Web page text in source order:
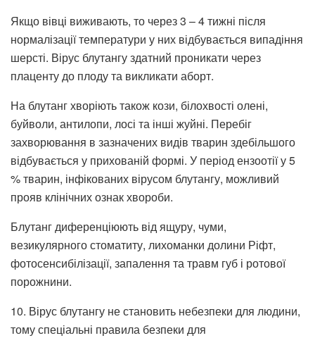
Якщо вівці виживають, то через 3 – 4 тижні після
нормалізації температури у них відбувається випадіння
шерсті. Вірус блутангу здатний проникати через
плаценту до плоду та викликати аборт.
На блутанг хворіють також кози, білохвості олені,
буйволи, антилопи, лосі та інші жуйні. Перебіг
захворювання в зазначених видів тварин здебільшого
відбувається у прихованій формі. У період ензоотії у 5
% тварин, інфікованих вірусом блутангу, можливий
прояв клінічних ознак хвороби.
Блутанг диференціюють від ящуру, чуми,
везикулярного стоматиту, лихоманки долини Ріфт,
фотосенсибілізації, запалення та травм губ і ротової
порожнини.
10. Вірус блутангу не становить небезпеки для людини,
тому спеціальні правила безпеки для